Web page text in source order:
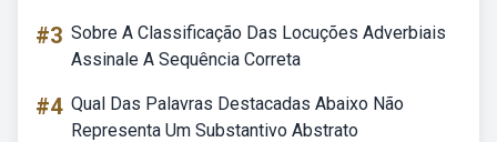
#3 Sobre A Classificação Das Locuções Adverbiais
Assinale A Sequência Correta
#4 Qual Das Palavras Destacadas Abaixo Não
Representa Um Substantivo Abstrato